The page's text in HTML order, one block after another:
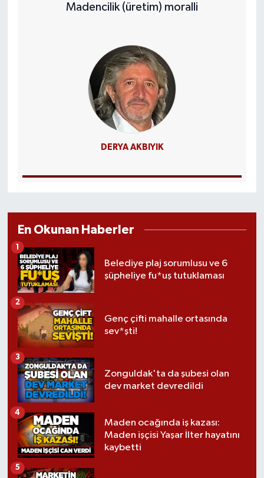
Madencilik (üretim) moralli
DERYA AKBIYIK
En Okunan Haberler
Belediye plaj sorumlusu ve 6
şüpheliye fu*uş tutuklaması
1
Genç çifti mahalle ortasında
sev*şti!
2
Zonguldak'ta da şubesi olan
dev market devredildi
3
Maden ocağında iş kazası:
Maden işçisi Yaşar İlter hayatını
kaybetti
4
5